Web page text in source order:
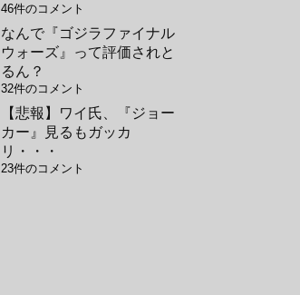
46件のコメント
なんで『ゴジラファイナル
ウォーズ』って評価されと
るん？
32件のコメント
【悲報】ワイ氏、『ジョー
カー』見るもガッカ
リ・・・
23件のコメント